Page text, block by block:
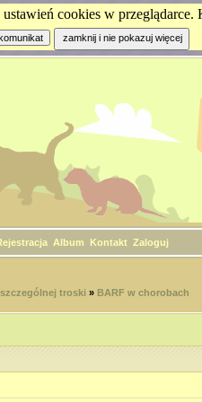
cookies w przeglądarce.
Album Kontakt Zaloguj
troski » BARF w chorobach